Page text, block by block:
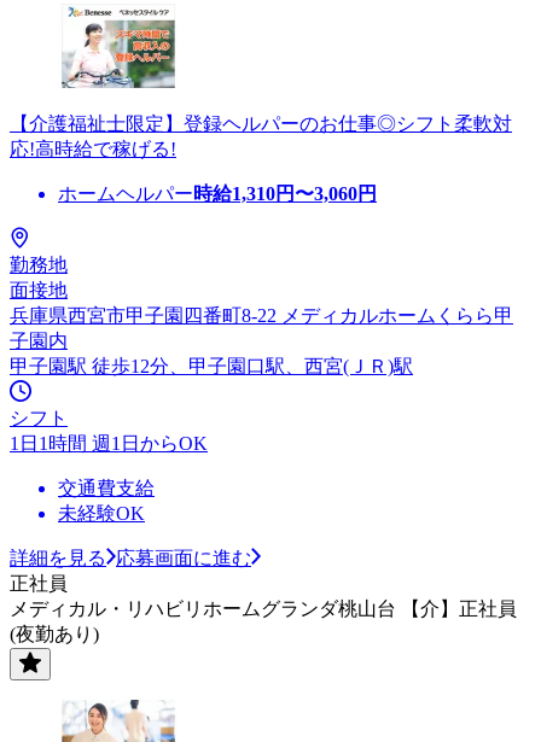
【介護福祉士限定】登録ヘルパーのお仕事◎シフト柔軟対
応!高時給で稼げる!
ホームヘルパー時給1,310円〜3,060円
勤務地
面接地
兵庫県西宮市甲子園四番町8-22 メディカルホームくらら甲
子園内
甲子園駅 徒歩12分、甲子園口駅、西宮(ＪＲ)駅
シフト
1日1時間 週1日からOK
交通費支給
未経験OK
詳細を見る
応募画面に進む
正社員
メディカル・リハビリホームグランダ桃山台 【介】正社員
(夜勤あり)